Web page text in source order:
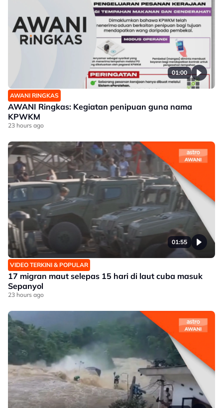
01:00
AWANI RINGKAS
AWANI Ringkas: Kegiatan penipuan guna nama
KPWKM
23 hours ago
01:55
VIDEO TERKINI & POPULAR
17 migran maut selepas 15 hari di laut cuba masuk
Sepanyol
23 hours ago